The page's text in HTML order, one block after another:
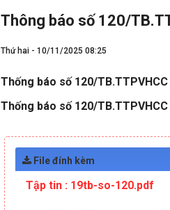
Thông báo số 120/
Thứ hai - 10/11/2025 08:25
Thống báo số 120/TB.TTPVHCC
Thống báo số 120/TB.TTPVHCC
File đính kèm
Tập tin : 19tb-so-120.pdf